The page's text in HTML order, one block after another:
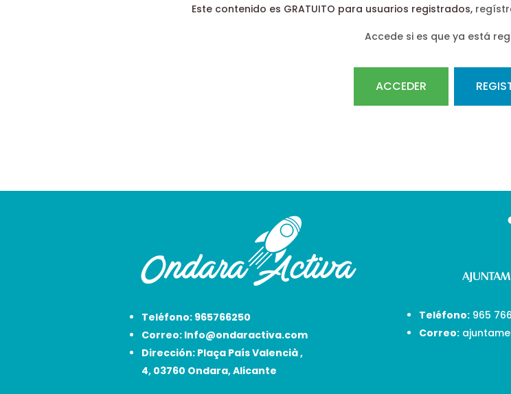
Este contenido es GRATUITO para usuarios registrados,
Accede si es que ya está
ACCEDER
Teléfono: 965766250
Correo: Info@ondaractiva.com
Dirección: Plaça País Valencià ,
4, 03760 Ondara, Alicante
Teléfono: 965
Correo: